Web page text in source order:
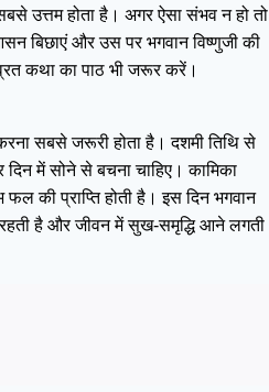
उत्तम होता है। अगर ऐसा संभव न हो तो
बिछाएं और उस पर भगवान विष्णुजी की
कथा का पाठ भी जरूर करें।
सबसे जरूरी होता है। दशमी तिथि से
में सोने से बचना चाहिए। कामिका
की प्राप्ति होती है। इस दिन भगवान
रहती है और जीवन में सुख-समृद्धि आने लगती